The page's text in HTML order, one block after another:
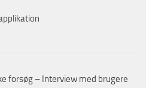
forsøg – Interview med brugere